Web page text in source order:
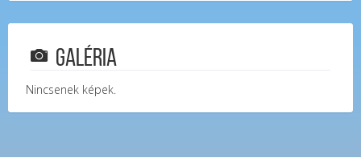
Galéria
Nincsenek képek.